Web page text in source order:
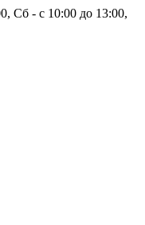
Сб - с 10:00 до 13:00,